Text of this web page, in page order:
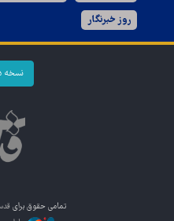
روز خبرنگار
نسخه
تمامی حقوق برای